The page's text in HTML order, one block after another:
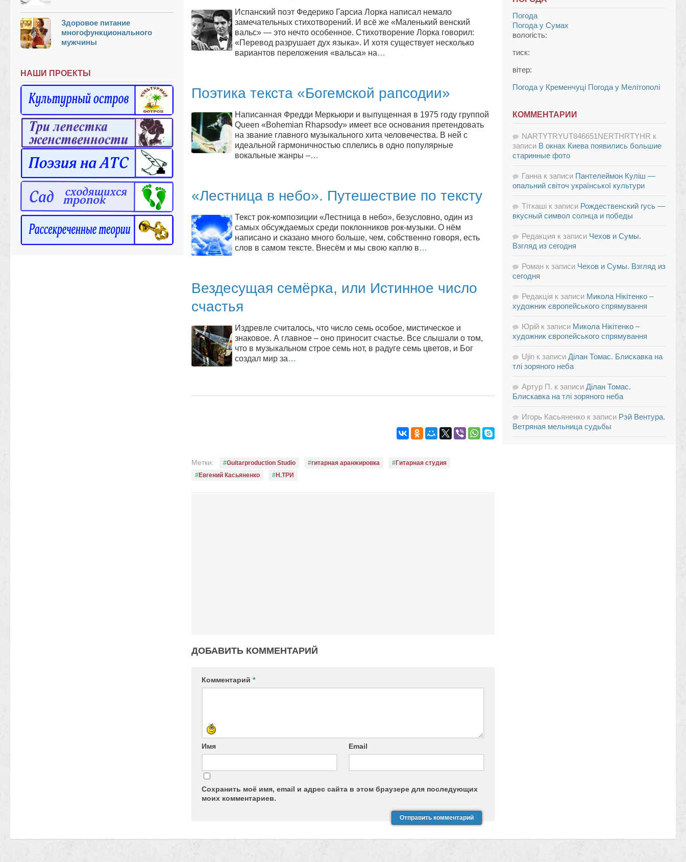
Испанский поэт Федерико Гарсиа Лорка написал немало
замечательных стихотворений. И всё же «Маленький венский
вальс» — это нечто особенное. Стихотворение Лорка говорил:
«Перевод разрушает дух языка». И хотя существует несколько
вариантов переложения «вальса» на…
Поэтика текста «Богемской рапсодии»
Написанная Фредди Меркьюри и выпущенная в 1975 году группой
Queen «Bohemian Rhapsody» имеет все основания претендовать
на звание главного музыкального хита человечества. В ней с
идеальной гармоничностью сплелись в одно популярные
вокальные жанры –…
«Лестница в небо». Путешествие по тексту
Текст рок-композиции «Лестница в небо», безусловно, один из
самых обсуждаемых среди поклонников рок-музыки. О нём
написано и сказано много больше, чем, собственно говоря, есть
слов в самом тексте. Внесём и мы свою каплю в…
Вездесущая семёрка, или Истинное число
счастья
Издревле считалось, что число семь особое, мистическое и
знаковое. А главное – оно приносит счастье. Все слышали о том,
что в музыкальном строе семь нот, в радуге семь цветов, и Бог
создал мир за…
Метки: Guitarproduction Studio гитарная аранжировка
Гитарная студия
Евгений Касьяненко
Н.ТРИ
ДОБАВИТЬ КОММЕНТАРИЙ
Комментарий *
Имя Email
Сохранить моё имя, email и адрес сайта в этом браузере для последующих
моих комментариев.
Здоровое питание
многофункционального
мужчины
НАШИ ПРОЕКТЫ
Погода
Погода у Сумах
вологість:
тиск:
вітер:
Погода у Кременчуці Погода у Мелітополі
КОММЕНТАРИИ
NARTYTRYUT846651NERTHRTYHR к
записи В окнах Киева появились большие
старинные фото
Ганна к записи Пантелеймон Куліш —
опальний світоч української культури
Тіткаші к записи Рождественский гусь —
вкусный символ солнца и победы
Редакция к записи Чехов и Сумы.
Взгляд из сегодня
Роман к записи Чехов и Сумы. Взгляд из
сегодня
Редакція к записи Микола Нікітенко –
художник європейського спрямування
Юрій к записи Микола Нікітенко –
художник європейського спрямування
Ujin к записи Ділан Томас. Блискавка на
тлі зоряного неба
Артур П. к записи Ділан Томас.
Блискавка на тлі зоряного неба
Игорь Касьяненко к записи Рэй Вентура.
Ветряная мельница судьбы